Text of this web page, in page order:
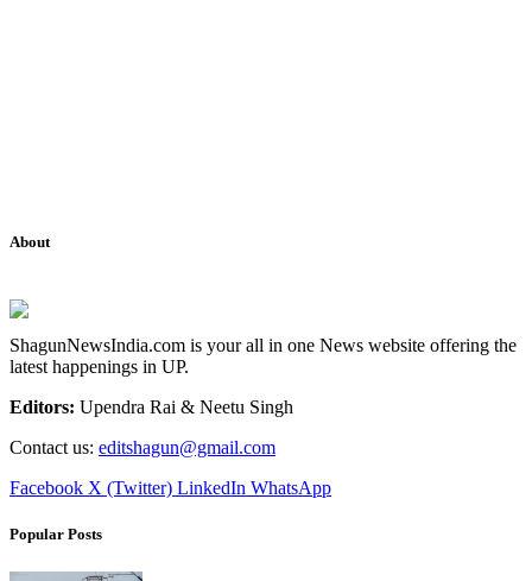
About
ShagunNewsIndia.com is your all in one News website offering the
latest happenings in UP.
Editors: Upendra Rai & Neetu Singh
Contact us: editshagun@gmail.com
Facebook X (Twitter) LinkedIn WhatsApp
Popular Posts